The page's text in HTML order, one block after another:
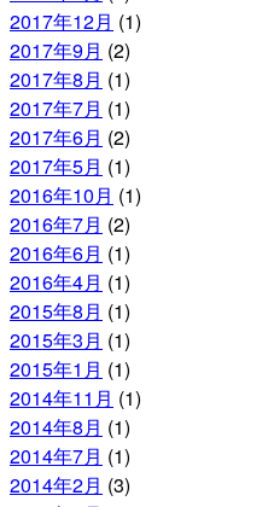
2017年12月 (1)
2017年9月 (2)
2017年8月 (1)
2017年7月 (1)
2017年6月 (2)
2017年5月 (1)
2016年10月 (1)
2016年7月 (2)
2016年6月 (1)
2016年4月 (1)
2015年8月 (1)
2015年3月 (1)
2015年1月 (1)
2014年11月 (1)
2014年8月 (1)
2014年7月 (1)
2014年2月 (3)